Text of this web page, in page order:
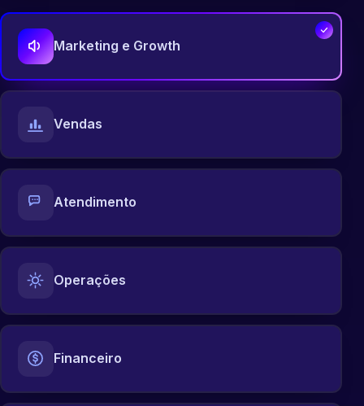
Marketing e Growth
Vendas
Atendimento
Operações
Financeiro